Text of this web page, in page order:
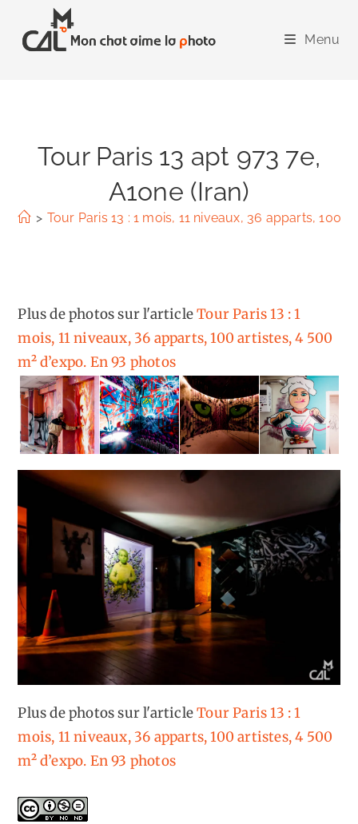
content
Menu
Tour Paris 13 apt 973 7e,
A1one (Iran)
> Tour Paris 13 : 1 mois, 11 niveaux, 36 apparts, 100
Plus de photos sur l'articleTour Paris 13 : 1
mois, 11 niveaux, 36 apparts, 100 artistes, 4 500
m² d’expo. En 93 photos
Plus de photos sur l'articleTour Paris 13 : 1
mois, 11 niveaux, 36 apparts, 100 artistes, 4 500
m² d’expo. En 93 photos